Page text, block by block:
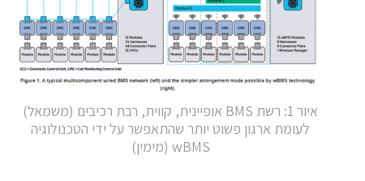
איור 1: רשת BMS אופיינית, קווית, רבת רכיבים (משמאל)
לעומת ארגון פשוט יותר שהתאפשר על ידי הטכנולוגיה
wBMS (מימין)